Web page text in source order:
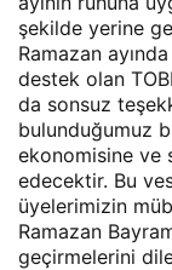
şekilde yerine
Ramazan
destek olan
da sonsuz
bulunduğumuz
ekonomisine ve
edecektir. Bu
üyelerimizin
Ramazan
geçirmelerini